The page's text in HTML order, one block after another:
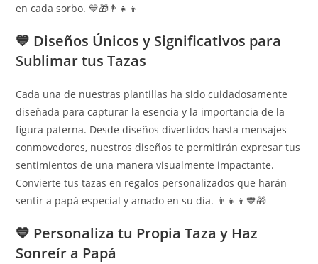
en cada sorbo. 💙🎁👨‍👧‍👦
💙 Diseños Únicos y Significativos para
Sublimar tus Tazas
Cada una de nuestras plantillas ha sido cuidadosamente
diseñada para capturar la esencia y la importancia de la
figura paterna. Desde diseños divertidos hasta mensajes
conmovedores, nuestros diseños te permitirán expresar tus
sentimientos de una manera visualmente impactante.
Convierte tus tazas en regalos personalizados que harán
sentir a papá especial y amado en su día. 👨‍👧‍👦💙🎁
💙 Personaliza tu Propia Taza y Haz
Sonreír a Papá